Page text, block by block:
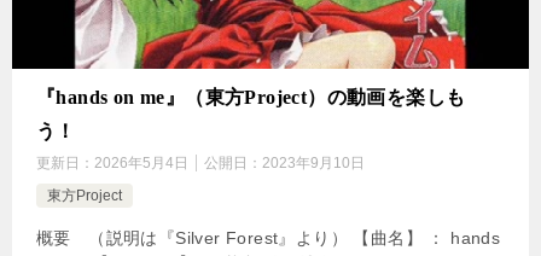
『hands on me』（東方Project）の動画を楽しも
う！
更新日： 2026年5月4日 公開日： 2023年9月10日
東方Project
概要 （説明は『Silver Forest』より） 【曲名】 ： hands